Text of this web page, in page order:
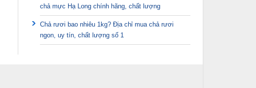
chả mực Hạ Long chính hãng, chất lượng
Chả rươi bao nhiêu 1kg? Địa chỉ mua chả rươi
ngon, uy tín, chất lượng số 1